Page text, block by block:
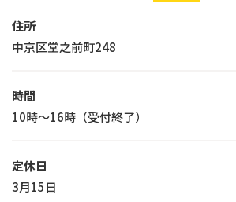
住所
中京区堂之前町248
時間
10時～16時（受付終了）
定休日
3月15日